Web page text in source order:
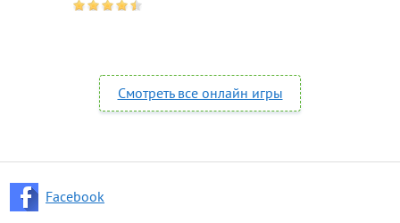
Смотреть все онлайн игры
Facebook